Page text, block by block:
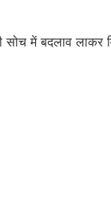
में बदलाव लाकर